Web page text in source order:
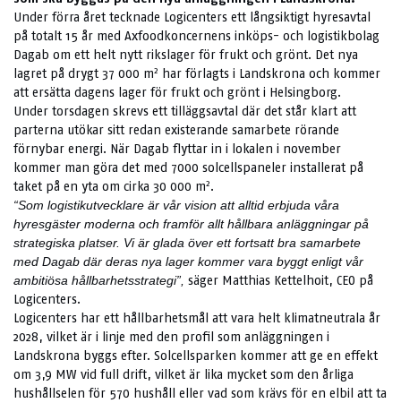
Under förra året tecknade Logicenters ett långsiktigt hyresavtal
på totalt 15 år med Axfoodkoncernens inköps- och logistikbolag
Dagab om ett helt nytt rikslager för frukt och grönt. Det nya
lagret på drygt 37 000 m2 har förlagts i Landskrona och kommer
att ersätta dagens lager för frukt och grönt i Helsingborg.
Under torsdagen skrevs ett tilläggsavtal där det står klart att
parterna utökar sitt redan existerande samarbete rörande
förnybar energi. När Dagab flyttar in i lokalen i november
kommer man göra det med 7000 solcellspaneler installerat på
taket på en yta om cirka 30 000 m2.
“Som logistikutvecklare är vår vision att alltid erbjuda våra
hyresgäster moderna och framför allt hållbara anläggningar på
strategiska platser. Vi är glada över ett fortsatt bra samarbete
med Dagab där deras nya lager kommer vara byggt enligt vår
ambitiösa hållbarhetsstrategi”, säger Matthias Kettelhoit, CEO på
Logicenters.
Logicenters har ett hållbarhetsmål att vara helt klimatneutrala år
2028, vilket är i linje med den profil som anläggningen i
Landskrona byggs efter. Solcellsparken kommer att ge en effekt
om 3,9 MW vid full drift, vilket är lika mycket som den årliga
hushållselen för 570 hushåll eller vad som krävs för en elbil att ta